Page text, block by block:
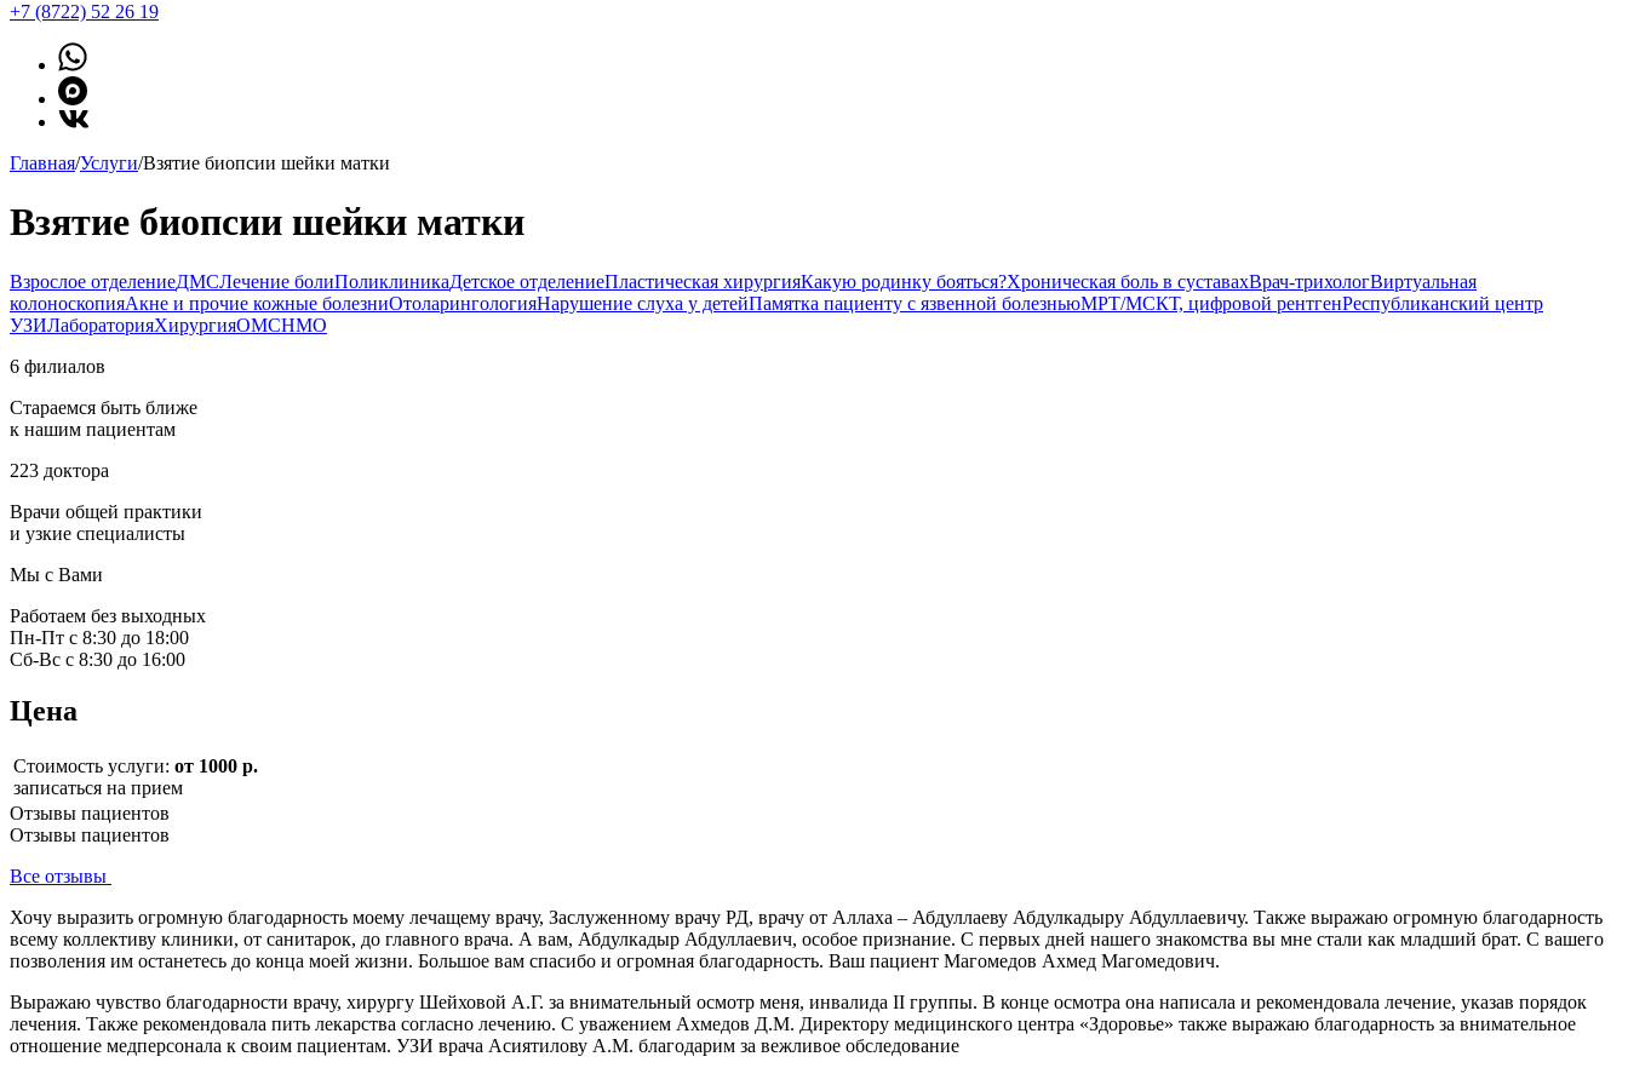
+7 (8722) 52 26 19
Главная/Услуги/Взятие биопсии шейки матки
Взятие биопсии шейки матки
Взрослое отделениеДМСЛечение болиПоликлиникаДетское отделениеПластическая хирургияКакую родинку бояться?Хроническая боль в суставахВрач-трихологВиртуальная
колоноскопияАкне и прочие кожные болезниОтоларингологияНарушение слуха у детейПамятка пациенту с язвенной болезньюМРТ/МСКТ, цифровой рентгенРеспубликанский центр
УЗИЛабораторияХирургияОМСНМО
6 филиалов
Стараемся быть ближе
к нашим пациентам
223 доктора
Врачи общей практики
и узкие специалисты
Мы с Вами
Работаем без выходных
Пн-Пт с 8:30 до 18:00
Сб-Вс с 8:30 до 16:00
Цена
Стоимость услуги: от 1000 р.
записаться на прием
Отзывы пациентов
Отзывы пациентов
Все отзывы
Хочу выразить огромную благодарность моему лечащему врачу, Заслуженному врачу РД, врачу от Аллаха – Абдуллаеву Абдулкадыру Абдуллаевичу. Также выражаю огромную благодарность
всему коллективу клиники, от санитарок, до главного врача. А вам, Абдулкадыр Абдуллаевич, особое признание. С первых дней нашего знакомства вы мне стали как младший брат. С вашего
позволения им останетесь до конца моей жизни. Большое вам спасибо и огромная благодарность. Ваш пациент Магомедов Ахмед Магомедович.
Выражаю чувство благодарности врачу, хирургу Шейховой А.Г. за внимательный осмотр меня, инвалида II группы. В конце осмотра она написала и рекомендовала лечение, указав порядок
лечения. Также рекомендовала пить лекарства согласно лечению. С уважением Ахмедов Д.М. Директору медицинского центра «Здоровье» также выражаю благодарность за внимательное
отношение медперсонала к своим пациентам. УЗИ врача Асиятилову А.М. благодарим за вежливое обследование